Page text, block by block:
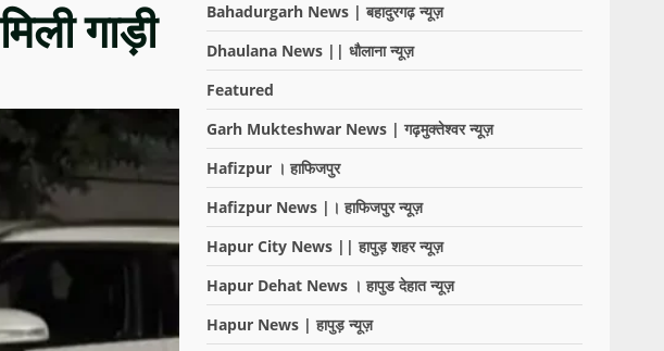
गाड़ी
Bahadurgarh News | बहादुरगढ़ न्यूज़
Dhaulana News || धौलाना न्यूज़
Featured
Garh Mukteshwar News | गढ़मुक्तेश्वर न्यूज़
Hafizpur । हाफिजपुर
Hafizpur News |। हाफिजपुर न्यूज़
Hapur City News || हापुड़ शहर न्यूज़
Hapur Dehat News । हापुड देहात न्यूज़
Hapur News | हापुड़ न्यूज़